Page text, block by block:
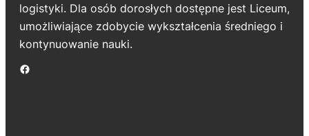
logistyki. Dla osób dorosłych dostępne jest Liceum,
umożliwiające zdobycie wykształcenia średniego i
kontynuowanie nauki.